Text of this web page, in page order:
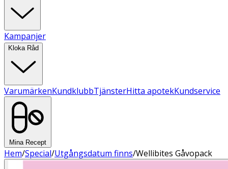
Kampanjer
Kloka Råd
VarumärkenKundklubbTjänsterHitta apotekKundservice
Mina Recept
Hem/Special/Utgångsdatum finns/Wellibites Gåvopack